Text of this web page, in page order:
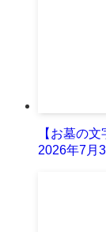
【お墓の
2026年7月